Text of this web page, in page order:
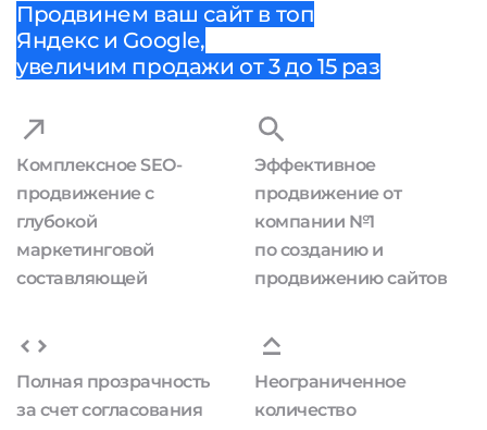
Продвинем ваш сайт в топ
Яндекс и Google,
увеличим продажи от 3 до 15 раз
Комплексное SEO-
продвижение с
глубокой
маркетинговой
составляющей
Эффективное
продвижение от
компании №1
по созданию и
продвижению сайтов
Полная прозрачность
за счет согласования
Неограниченное
количество